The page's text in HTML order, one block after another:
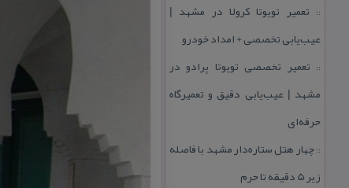
:: تعمیر تویوتا كرولا در مشهد |
عیب‌یابی تخصصی + امداد خودرو
:: تعمیر تخصصی تویوتا پرادو در
مشهد | عیب‌یابی دقیق و تعمیرگاه
حرفه‌ای
::چهار هتل‌ ستاره‌دار مشهد با فاصله
زیر 5 دقیقه تا حرم